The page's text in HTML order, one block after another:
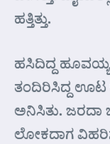
ಹತ್ತಿತ್ತು.
ಹಸಿದಿದ್ದ ಹೂವಯ್ಯ
ತಂದಿರಿಸಿದ್ದ ಊಟ
ಅನಿಸಿತು. ಜರದಾ
ಲೋಕದಾಗ